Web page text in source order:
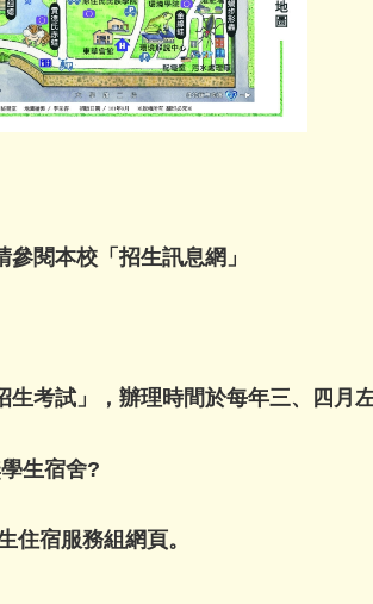
參閱本校「 招生訊息網 」
考試」，辦理時間於每年三、四月左
生宿舍?
住宿服務組網頁。